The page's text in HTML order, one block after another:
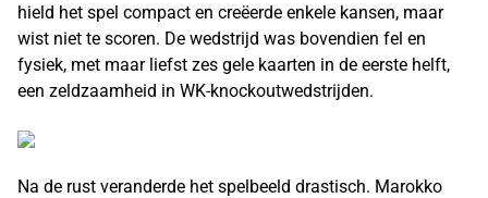
hield het spel compact en creëerde enkele kansen, maar
wist niet te scoren. De wedstrijd was bovendien fel en
fysiek, met maar liefst zes gele kaarten in de eerste helft,
een zeldzaamheid in WK-knockoutwedstrijden.
Na de rust veranderde het spelbeeld drastisch. Marokko